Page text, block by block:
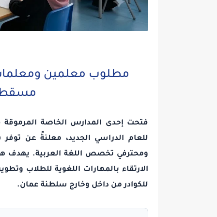
مطلوب معلمين
مسقط
فتحت إحدى المدارس الخاصة
للعام الدراسي الجديد، معلنةً عن
ومحترفي تخصص اللغة العربية. يهدف هذا
الارتقاء بالمهارات اللغوية للطلاب
للكوادر من داخل وخارج سلطنة عمان.